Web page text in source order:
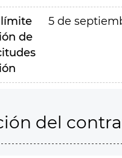
límite
de
5 de
del